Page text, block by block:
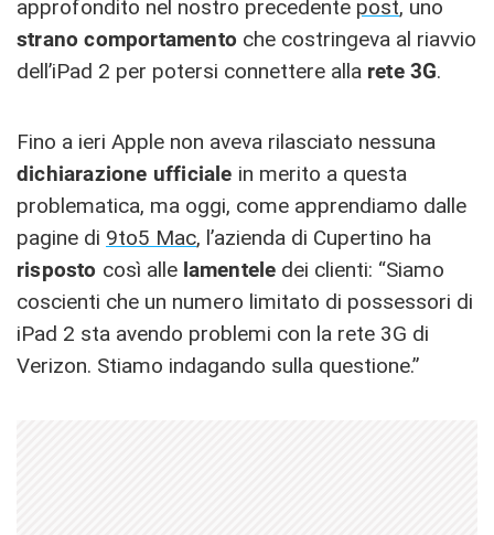
approfondito nel nostro precedente post, uno
strano comportamento che costringeva al riavvio
dell’iPad 2 per potersi connettere alla rete 3G.
Fino a ieri Apple non aveva rilasciato nessuna
dichiarazione ufficiale in merito a questa
problematica, ma oggi, come apprendiamo dalle
pagine di 9to5 Mac, l’azienda di Cupertino ha
risposto così alle lamentele dei clienti: “Siamo
coscienti che un numero limitato di possessori di
iPad 2 sta avendo problemi con la rete 3G di
Verizon. Stiamo indagando sulla questione.”